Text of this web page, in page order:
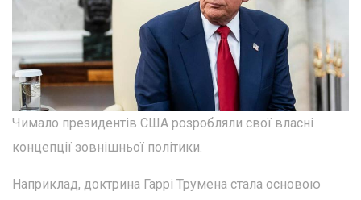
Чимало президентів США розробляли свої власні
концепції зовнішньої політики.
Наприклад, доктрина Гаррі Трумена стала основою